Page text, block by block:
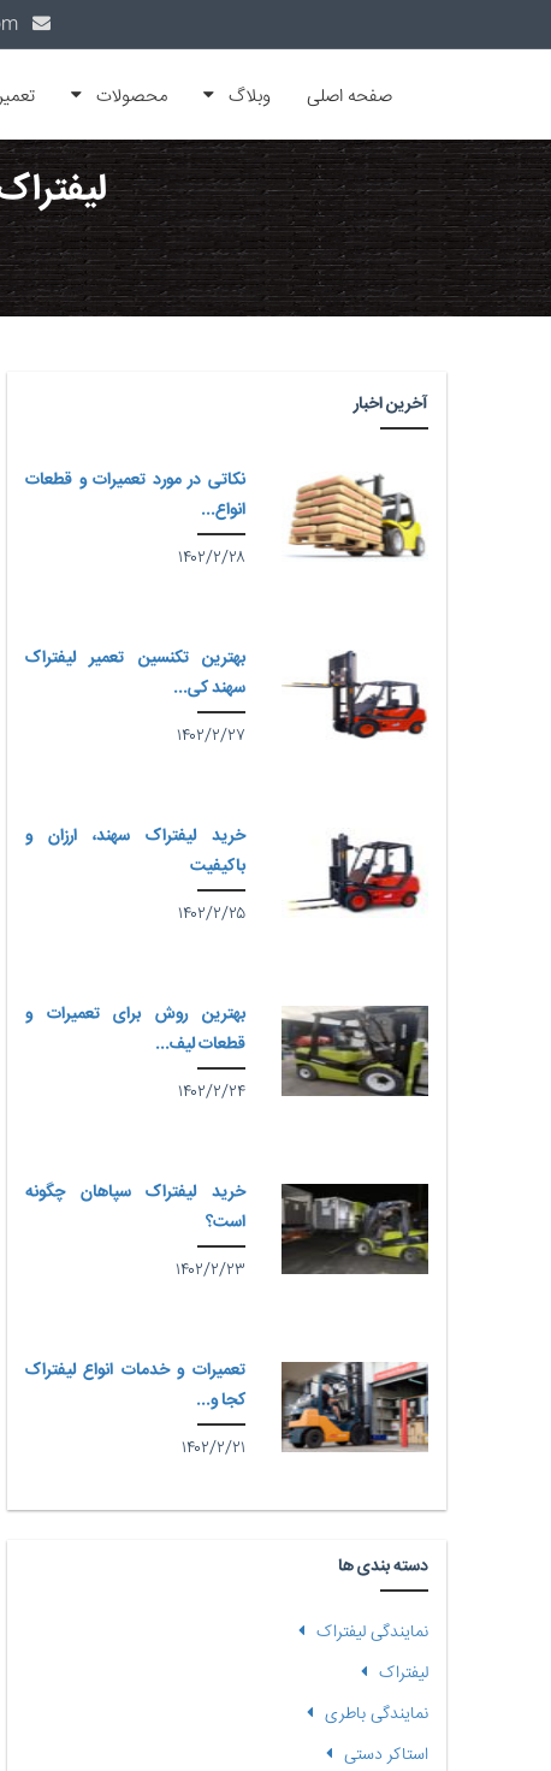
صفحه اصلی وبلاگ محصولات
آخرین اخبار
نکاتی در مورد تعمیرات و قطعات
انواع...
۱۴۰۲/۲/۲۸
بهترین تکنسین تعمیر لیفتراک
سهند کی...
۱۴۰۲/۲/۲۷
خرید لیفتراک سهند، ارزان و
باکیفیت
۱۴۰۲/۲/۲۵
بهترین روش برای تعمیرات و
قطعات لیف...
۱۴۰۲/۲/۲۴
خرید لیفتراک سپاهان چگونه
است؟
۱۴۰۲/۲/۲۳
تعمیرات و خدمات انواع لیفتراک
کجا و...
۱۴۰۲/۲/۲۱
دسته بندی ها
نمایندگی لیفتراک
لیفتراک
نمایندگی باطری
استاکر دستی